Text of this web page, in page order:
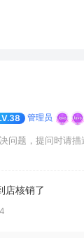
管理员
问题，提问时请
店核销了